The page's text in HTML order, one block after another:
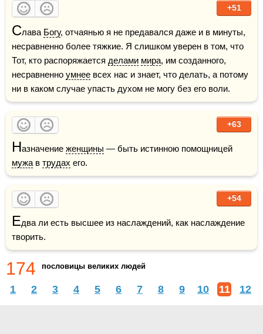
+51
Слава Богу, отчаянью я не предавался даже и в минуты,
несравненно более тяжкие. Я слишком уверен в том, что
Тот, кто распоряжается делами мира, им созданного,
несравненно умнее всех нас и знает, что делать, а потому
ни в каком случае упасть духом не могу без его воли.
+63
Назначение женщины
мужа в трудах его.
+54
Едва ли есть высшее из наслаждений, как наслаждение
творить.
174 пословицы великих людей
1 2 3 4 5 6 7 8 9 10 11 12